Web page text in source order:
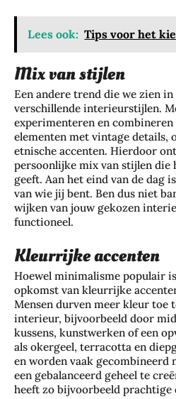
Lees ook: Tips voor het
Mix van stijlen
Een andere trend die we zien
verschillende interieurstijlen.
experimenteren en
elementen met vintage details,
etnische accenten. Hierdoor
persoonlijke mix van stijlen
geeft. Aan het eind van de dag
van wie jij bent. Ben dus niet
wijken van jouw gekozen
functioneel.
Kleurrijke accenten
Hoewel minimalisme populair
opkomst van kleurrijke
Mensen durven meer kleur toe
interieur, bijvoorbeeld door
kussens, kunstwerken of een
als okergeel, terracotta en
en worden vaak gecombineerd
een gebalanceerd geheel te
heeft zo bijvoorbeeld prachtige